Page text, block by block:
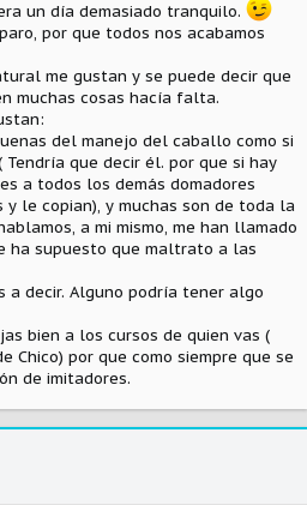
un día demasiado tranquilo.
por que todos nos acabamos
me gustan y se puede decir que
muchas cosas hacía falta.
del manejo del caballo como si
que decir él. por que si hay
a todos los demás domadores
le copian), y muchas son de toda la
a mi mismo, me han llamado
ha supuesto que maltrato a las
a decir. Alguno podría tener algo
bien a los cursos de quien vas (
Chico) por que como siempre que se
de imitadores.